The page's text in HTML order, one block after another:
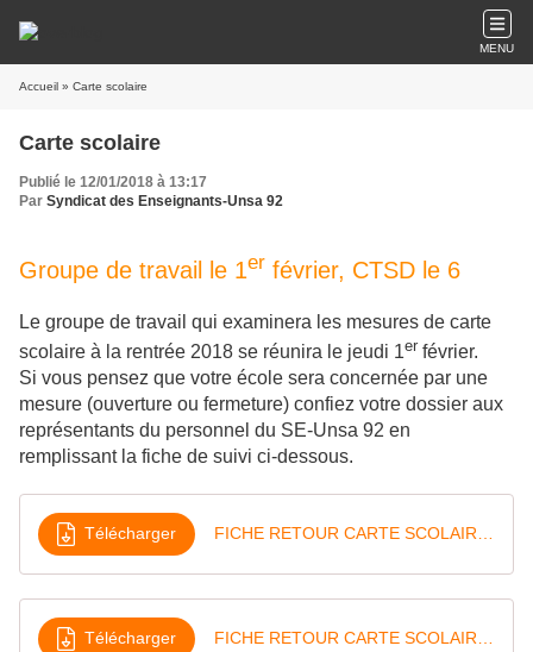
MENU
Accueil » Carte scolaire
Carte scolaire
Publié le 12/01/2018 à 13:17
Par Syndicat des Enseignants-Unsa 92
Groupe de travail le 1er février, CTSD le 6
Le groupe de travail qui examinera les mesures de carte
scolaire à la rentrée 2018 se réunira le jeudi 1er février.
Si vous pensez que votre école sera concernée par une
mesure (ouverture ou fermeture) confiez votre dossier aux
représentants du personnel du SE-Unsa 92 en
remplissant la fiche de suivi ci-dessous.
Télécharger FICHE RETOUR CARTE SCOLAIRE Fevrier 2018
Télécharger FICHE RETOUR CARTE SCOLAIRE Fevrier 2018